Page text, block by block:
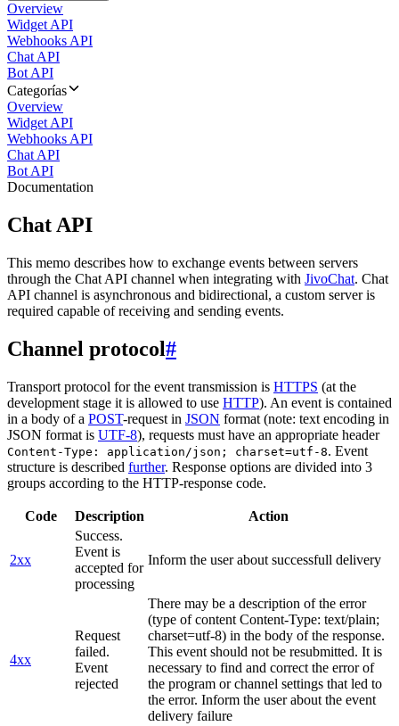
Overview
Widget API
Webhooks API
Chat API
Bot API
Categorías
Overview
Widget API
Webhooks API
Chat API
Bot API
Documentation
Chat API
This memo describes how to exchange events between servers
through the Chat API channel when integrating with JivoChat. Chat
API channel is asynchronous and bidirectional, a custom server is
required capable of receiving and sending events.
Channel protocol#
Transport protocol for the event transmission is HTTPS (at the
development stage it is allowed to use HTTP). An event is contained
in a body of a POST-request in JSON format (note: text encoding in
JSON format is UTF-8), requests must have an appropriate header
Content-Type: application/json; charset=utf-8. Event
structure is described further. Response options are divided into 3
groups according to the HTTP-response code.
Code Description Action
2xx
Success.
Event is
accepted for
processing
Inform the user about successfull delivery
4xx
Request
failed.
Event
rejected
There may be a description of the error
(type of content Content-Type: text/plain;
charset=utf-8) in the body of the response.
This event should not be resubmitted. It is
necessary to find and correct the error of
the program or channel settings that led to
the error. Inform the user about the event
delivery failure